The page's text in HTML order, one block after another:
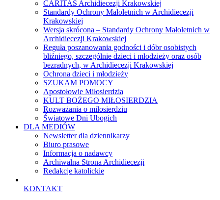
CARITAS Archidiecezji Krakowskiej
Standardy Ochrony Małoletnich w Archidiecezji
Krakowskiej
Wersja skrócona – Standardy Ochrony Małoletnich w
Archidiecezji Krakowskiej
Reguła poszanowania godności i dóbr osobistych
bliźniego, szczególnie dzieci i młodzieży oraz osób
bezradnych, w Archidiecezji Krakowskiej
Ochrona dzieci i młodzieży
SZUKAM POMOCY
Apostołowie Miłosierdzia
KULT BOŻEGO MIŁOSIERDZIA
Rozważania o miłosierdziu
Światowe Dni Ubogich
DLA MEDIÓW
Newsletter dla dziennikarzy
Biuro prasowe
Informacja o nadawcy
Archiwalna Strona Archidiecezji
Redakcje katolickie
KONTAKT